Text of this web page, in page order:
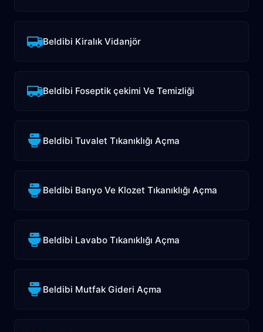
Beldibi Kiralık Vidanjör
Beldibi Foseptik çekimi Ve Temizliği
Beldibi Tuvalet Tıkanıklığı Açma
Beldibi Banyo Ve Klozet Tıkanıklığı Açma
Beldibi Lavabo Tıkanıklığı Açma
Beldibi Mutfak Gideri Açma